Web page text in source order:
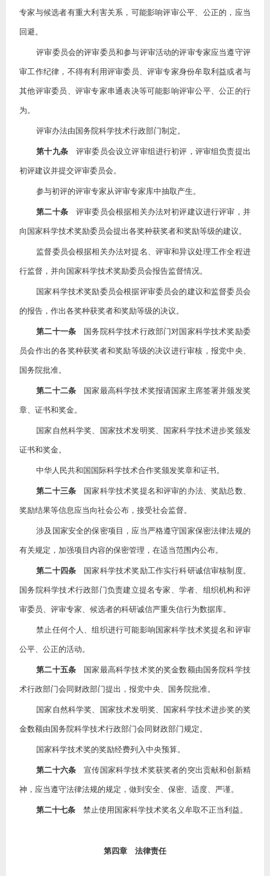
专家与候选者有重大利害关系，可能影响评审公平、公正的，应当
回避。
评审委员会的评审委员和参与评审活动的评审专家应当遵守评
审工作纪律，不得有利用评审委员、评审专家身份牟取利益或者与
其他评审委员、评审专家串通表决等可能影响评审公平、公正的行
为。
评审办法由国务院科学技术行政部门制定。
第十九条评审委员会设立评审组进行初评，评审组负责提出
初评建议并提交评审委员会。
参与初评的评审专家从评审专家库中抽取产生。
第二十条评审委员会根据相关办法对初评建议进行评审，并
向国家科学技术奖励委员会提出各奖种获奖者和奖励等级的建议。
监督委员会根据相关办法对提名、评审和异议处理工作全程进
行监督，并向国家科学技术奖励委员会报告监督情况。
国家科学技术奖励委员会根据评审委员会的建议和监督委员会
的报告，作出各奖种获奖者和奖励等级的决议。
第二十一条 国务院科学技术行政部门对国家科学技术奖励委
员会作出的各奖种获奖者和奖励等级的决议进行审核，报党中央、
国务院批准。
第二十二条 国家最高科学技术奖报请国家主席签署并颁发奖
章、证书和奖金。
国家自然科学奖、国家技术发明奖、国家科学技术进步奖颁发
证书和奖金。
中华人民共和国国际科学技术合作奖颁发奖章和证书。
第二十三条 国家科学技术奖提名和评审的办法、奖励总数、
奖励结果等信息应当向社会公布，接受社会监督。
涉及国家安全的保密项目，应当严格遵守国家保密法律法规的
有关规定，加强项目内容的保密管理，在适当范围内公布。
第二十四条 国家科学技术奖励工作实行科研诚信审核制度。
国务院科学技术行政部门负责建立提名专家、学者、组织机构和评
审委员、评审专家、候选者的科研诚信严重失信行为数据库。
禁止任何个人、组织进行可能影响国家科学技术奖提名和评审
公平、公正的活动。
第二十五条 国家最高科学技术奖的奖金数额由国务院科学技
术行政部门会同财政部门提出，报党中央、国务院批准。
国家自然科学奖、国家技术发明奖、国家科学技术进步奖的奖
金数额由国务院科学技术行政部门会同财政部门规定。
国家科学技术奖的奖励经费列入中央预算。
第二十六条 宣传国家科学技术奖获奖者的突出贡献和创新精
神，应当遵守法律法规的规定，做到安全、保密、适度、严谨。
第二十七条 禁止使用国家科学技术奖名义牟取不正当利益。
第四章 法律责任